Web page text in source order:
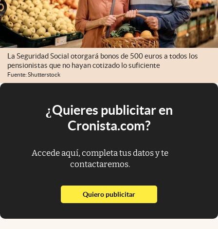
La Seguridad Social otorgará bonos de 500 euros a todos los
pensionistas que no hayan cotizado lo suficiente
Fuente: Shutterstock
¿Quieres publicitar en
Cronista.com?
Accede aquí, completa tus datos y te
contactaremos.
Quiero publicitarabre en nueva pestaña